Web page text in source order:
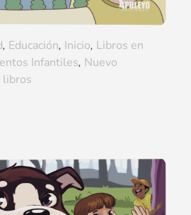
, Educación, Inicio, Libros en
Infantiles, Nuevo
libros